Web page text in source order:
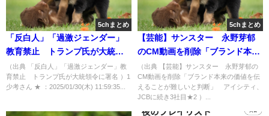
5chまとめ
「反白人」「過激ジェンダー」
教育禁止 トランプ氏が大統領
令に署名 [少考さん★]
（出典 「反白人」「過激ジェンダー」教
育禁止 トランプ氏が大統領令に署名 ）1
少考さん ★ ：2025/01/30(木) 11:59:35...
5chまとめ
【芸能】サンスター 永野芽郁
のCM動画を削除「ブランド本来
の価値を伝えることが難しいと
判断」 アイシティ、JCBに続
き3社目★2 [冬月記者★]
（出典 【芸能】サンスター 永野芽郁の
CM動画を削除「ブランド本来の価値を伝
えることが難しいと判断」 アイシティ、
JCBに続き3社目★2 ）...